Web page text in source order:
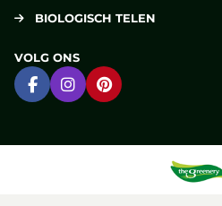
BIOLOGISCH TELEN
VOLG ONS
Ga naar Facebook
Ga naar Instagram
Ga naar Pinterest